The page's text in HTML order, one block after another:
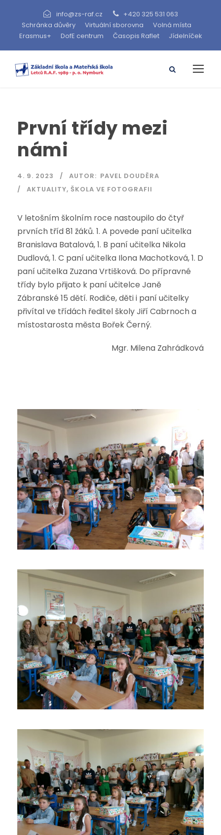
info@zs-raf.cz
+420 325 531 063
Schránka důvěry
Virtuální sborovna
Volná místa
Erasmus+
DofE centrum Časopis Raflet Jídelníček
První třídy mezi
námi
4. 9. 2023 AUTOR: PAVEL DOUDĚRA
AKTUALITY, ŠKOLA VE FOTOGRAFII
V letošním školním roce nastoupilo do čtyř
prvních tříd 81 žáků. 1. A povede paní učitelka
Branislava Batalová, 1. B paní učitelka Nikola
Dudlová, 1. C paní učitelka Ilona Machotková, 1. D
paní učitelka Zuzana Vrtišková. Do přípravné
třídy bylo přijato k paní učitelce Janě
Zábranské 15 dětí. Rodiče, děti i paní učitelky
přivítal ve třídách ředitel školy Jiří Cabrnoch a
místostarosta města Bořek Černý.
Mgr. Milena Zahrádková